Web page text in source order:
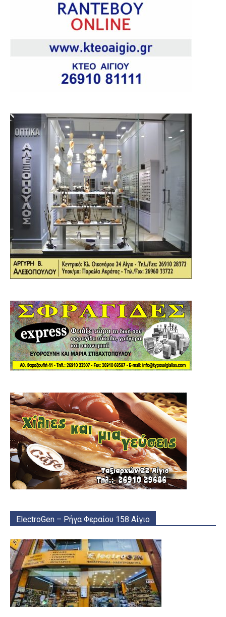
ElectroGen – Ρήγα Φεραίου 158 Αίγιο